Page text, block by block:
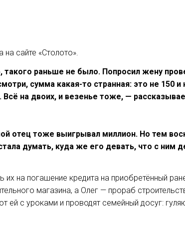
сайте «Столото».
раньше не было. Попросил жену
сумма какая-то странная: это не 150 и
на двоих, и везенье тоже, —
отец тоже выигрывал миллион. Но тем
думать, куда же его девать, что с ним
на погашение кредита на приобретённый
магазина, а Олег — прораб
с уроками и проводят семейный досуг: